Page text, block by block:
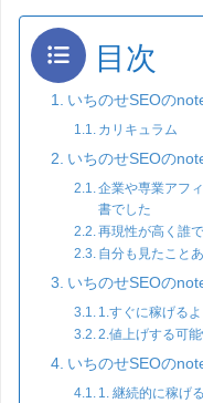
目次
いちのせSEOの
カリキュラム
いちのせSEOの
企業や専業アフ
書でした
再現性が高く誰
自分も見たこと
いちのせSEOの
1.すぐに稼げる
2.値上げする可
いちのせSEOの
1. 継続的に稼げ